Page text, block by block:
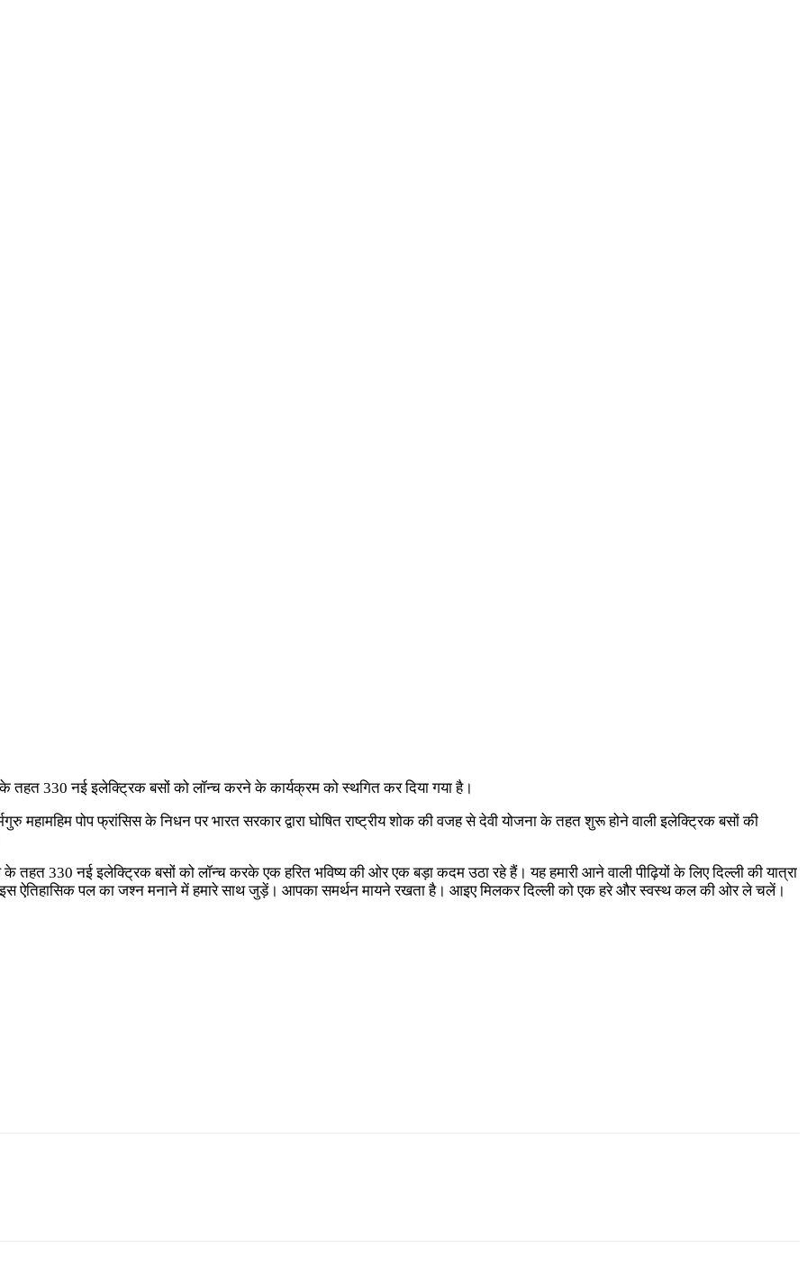
तहत 330 नई इलेक्ट्रिक बसों को लॉन्च करने के कार्यक्रम को स्थगित कर दिया गया है।
महामहिम पोप फ्रांसिस के निधन पर भारत सरकार द्वारा घोषित राष्ट्रीय शोक की वजह से देवी योजना के तहत शुरू होने वाली इलेक्ट्रिक बसों की
330 नई इलेक्ट्रिक बसों को लॉन्च करके एक हरित भविष्य की ओर एक बड़ा कदम उठा रहे हैं। यह हमारी आने वाली पीढ़ियों के लिए दिल्ली की यात्रा
ऐतिहासिक पल का जश्न मनाने में हमारे साथ जुड़ें। आपका समर्थन मायने रखता है। आइए मिलकर दिल्ली को एक हरे और स्वस्थ कल की ओर ले चलें।